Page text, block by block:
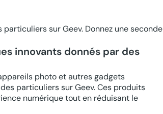
sur Geev. Donnez une seconde
innovants donnés par des
photo et autres gadgets
particuliers sur Geev. Ces produits
numérique tout en réduisant le